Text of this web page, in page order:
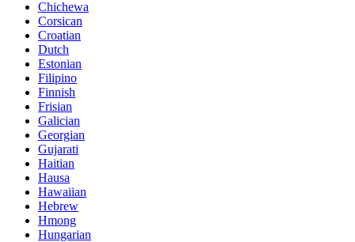
Chichewa
Corsican
Croatian
Dutch
Estonian
Filipino
Finnish
Frisian
Galician
Georgian
Gujarati
Haitian
Hausa
Hawaiian
Hebrew
Hmong
Hungarian